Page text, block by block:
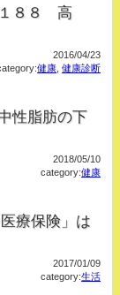
８８ 高
2016/04/23
健康 ,健康診断
性脂肪の下
2018/05/10
category:健康
療保険」は
2017/01/09
category:生活